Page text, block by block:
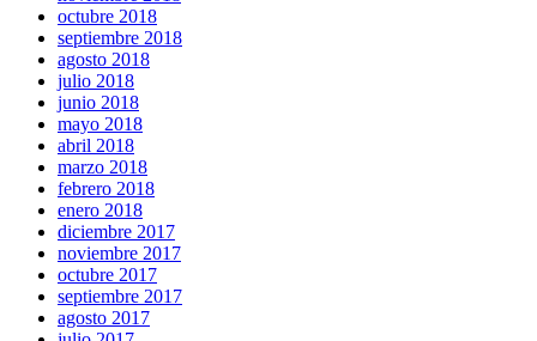
octubre 2018
septiembre 2018
agosto 2018
julio 2018
junio 2018
mayo 2018
abril 2018
marzo 2018
febrero 2018
enero 2018
diciembre 2017
noviembre 2017
octubre 2017
septiembre 2017
agosto 2017